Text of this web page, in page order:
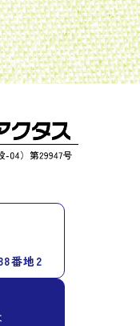
番地2